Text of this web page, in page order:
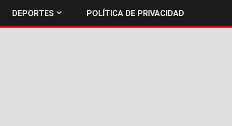
DEPORTES POLÍTICA DE PRIVACIDAD